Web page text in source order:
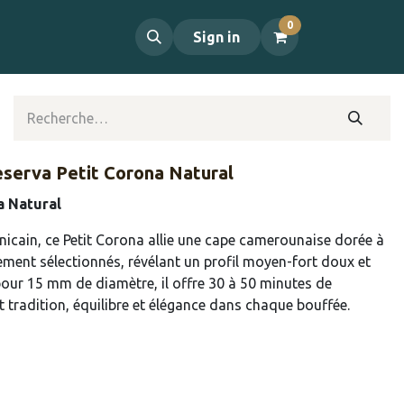
Sign in
0
Petit Corona Natural
Natural
ce Petit Corona allie une cape camerounaise dorée à
sélectionnés, révélant un profil moyen-fort doux et
15 mm de diamètre, il offre 30 à 50 minutes de
équilibre et élégance dans chaque bouffée.